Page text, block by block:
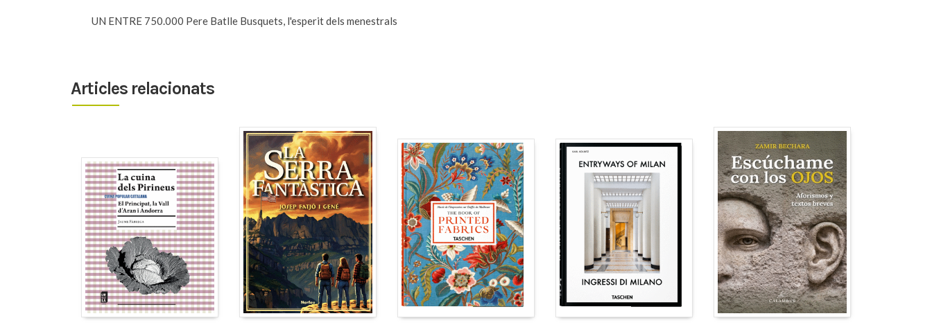
UN ENTRE 750.000 Pere Batlle Busquets, l'esperit dels menestrals
Articles relacionats